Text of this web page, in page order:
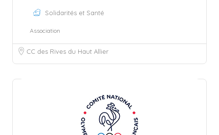
Solidarités et Santé
Association
CC des Rives du Haut Allier